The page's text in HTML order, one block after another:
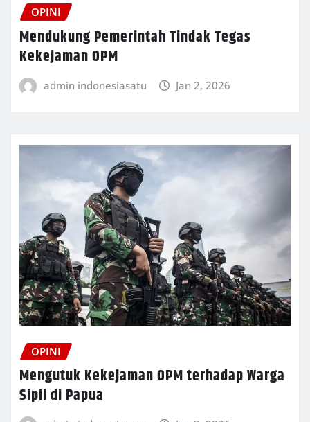
OPINI
Mendukung Pemerintah Tindak Tegas
Kekejaman OPM
admin indonesiasatu Jan 2, 2026
OPINI
Mengutuk Kekejaman OPM terhadap Warga
Sipil di Papua